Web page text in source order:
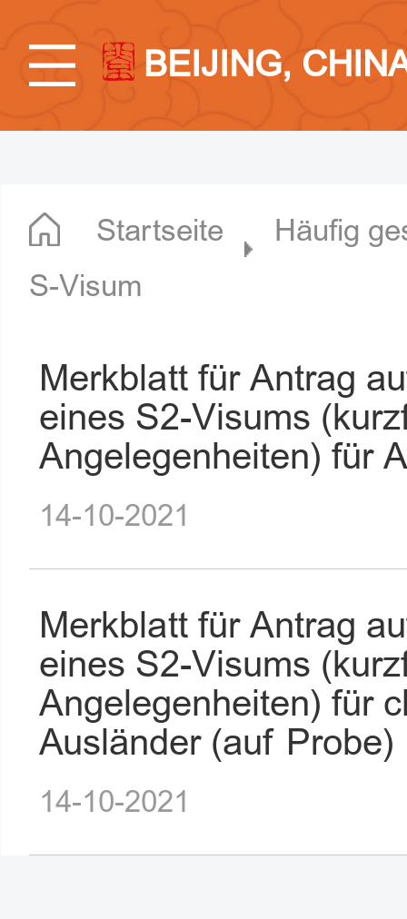
BEIJING,
Startseite
Häufig
S-Visum
Merkblatt für Antrag
eines S2-Visums
Angelegenheiten) für
14-10-2021
Merkblatt für Antrag
eines S2-Visums
Angelegenheiten) für
Ausländer (auf Probe)
14-10-2021